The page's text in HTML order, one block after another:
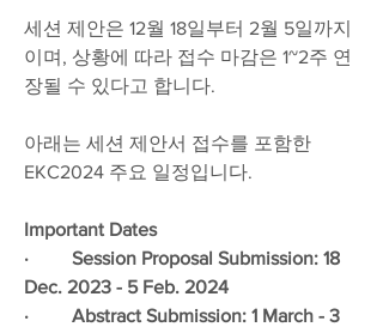
세션 제안은 12월 18일부터 2월 5일까지
이며, 상황에 따라 접수 마감은 1~2주 연
장될 수 있다고 합니다.
아래는 세션 제안서 접수를 포함한
EKC2024 주요 일정입니다.
Important Dates
·         Session Proposal Submission: 18
Dec. 2023 - 5 Feb. 2024
·         Abstract Submission: 1 March - 3